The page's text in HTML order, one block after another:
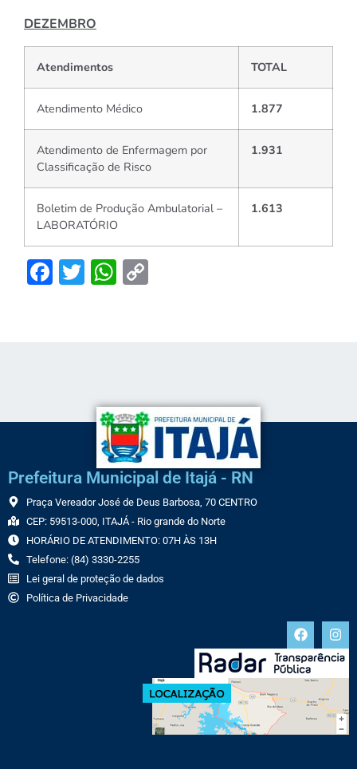
DEZEMBRO
Atendimentos TOTAL
Atendimento Médico 1.877
Atendimento de Enfermagem por
Classificação de Risco
1.931
Boletim de Produção Ambulatorial –
LABORATÓRIO
1.613
Facebook
TwitterWhatsApp
Prefeitura Municipal de Itajá - RN
Praça Vereador José de Deus Barbosa, 70 CENTRO
CEP: 59513-000, ITAJÁ - Rio grande do Norte
HORÁRIO DE ATENDIMENTO: 07H ÀS 13H
Telefone: (84) 3330-2255
Lei geral de proteção de dados
Política de Privacidade